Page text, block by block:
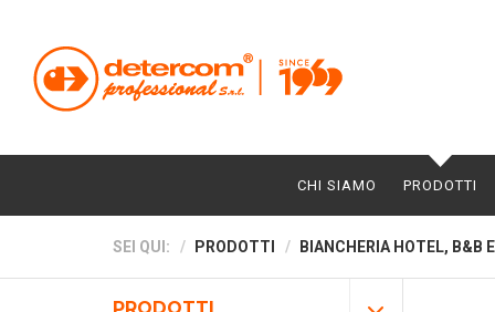
CHI SIAMO PRODOTTI
SEI QUI: PRODOTTI BIANCHERIA HOTEL, B&B